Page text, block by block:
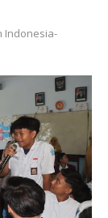
Indonesia-